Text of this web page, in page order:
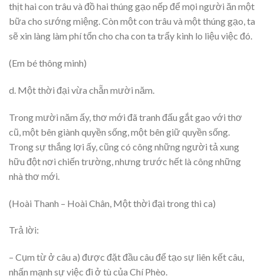
thịt hai con trâu và đồ hai thúng gạo nếp để mọi người ăn một
bữa cho sướng miệng. Còn một con trâu và một thúng gạo, ta
sẽ xin làng làm phí tổn cho cha con ta trẩy kinh lo liệu việc đó.
(Em bé thông minh)
d. Một thời đại vừa chẵn mười năm.
Trong mười năm ấy, thơ mới đã tranh đấu gắt gao với thơ
cũ, một bên giành quyền sống, một bên giữ quyền sống.
Trong sự thắng lợi ấy, cũng có công những người tả xung
hữu đột nơi chiến trường, nhưng trước hết là công những
nhà thơ mới.
(Hoài Thanh – Hoài Chân, Một thời đại trong thi ca)
Trả lời:
– Cụm từ ở câu a) được đặt đầu câu để tạo sự liên kết câu,
nhấn mạnh sự việc đi ở tù của Chí Phèo.